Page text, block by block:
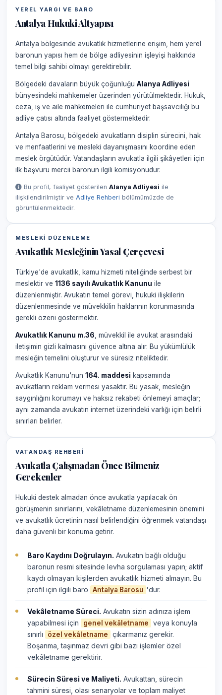
YEREL YARGI VE BARO
Antalya Hukuki Altyapısı
Antalya bölgesinde avukatlık hizmetlerine erişim, hem yerel
baronun yapısı hem de bölge adliyesinin işleyişi hakkında
temel bilgi sahibi olmayı gerektirebilir.
Bölgedeki davaların büyük çoğunluğu Alanya Adliyesi
bünyesindeki mahkemeler üzerinden yürütülmektedir. Hukuk,
ceza, iş ve aile mahkemeleri ile cumhuriyet başsavcılığı bu
adliye çatısı altında faaliyet göstermektedir.
Antalya Barosu, bölgedeki avukatların disiplin sürecini, hak
ve menfaatlerini ve mesleki dayanışmasını koordine eden
meslek örgütüdür. Vatandaşların avukatla ilgili şikâyetleri için
ilk başvuru mercii baronun ilgili komisyonudur.
Bu profil, faaliyet gösterilen Alanya Adliyesi ile
ilişkilendirilmiştir ve Adliye Rehberi bölümümüzde de
görüntülenmektedir.
MESLEKI DÜZENLEME
Avukatlık Mesleğinin Yasal Çerçevesi
Türkiye'de avukatlık, kamu hizmeti niteliğinde serbest bir
meslektir ve 1136 sayılı Avukatlık Kanunu ile
düzenlenmiştir. Avukatın temel görevi, hukuki ilişkilerin
düzenlenmesinde ve müvekkilin haklarının korunmasında
gerekli özeni göstermektir.
Avukatlık Kanunu m.36 , müvekkil ile avukat arasındaki
iletişimin gizli kalmasını güvence altına alır. Bu yükümlülük
mesleğin temelini oluşturur ve süresiz niteliktedir.
Avukatlık Kanunu'nun 164. maddesi kapsamında
avukatların reklam vermesi yasaktır. Bu yasak, mesleğin
saygınlığını korumayı ve haksız rekabeti önlemeyi amaçlar;
aynı zamanda avukatın internet üzerindeki varlığı için belirli
sınırları belirler.
VATANDAŞ REHBERI
Avukatla Çalışmadan Önce Bilmeniz
Gerekenler
Hukuki destek almadan önce avukatla yapılacak ön
görüşmenin sınırlarını, vekâletname düzenlemesinin önemini
ve avukatlık ücretinin nasıl belirlendiğini öğrenmek vatandaşı
daha güvenli bir konuma getirir.
Baro Kaydını Doğrulayın. Avukatın bağlı olduğu
baronun resmi sitesinde levha sorgulaması yapın; aktif
kaydı olmayan kişilerden avukatlık hizmeti almayın. Bu
profil için ilgili baro
Antalya Barosu 'dur.
Vekâletname Süreci. Avukatın sizin adınıza işlem
yapabilmesi için
genel vekâletname
veya konuyla
sınırlı
özel vekâletname
çıkarmanız gerekir.
Boşanma, taşınmaz devri gibi bazı işlemler özel
vekâletname gerektirir.
Sürecin Süresi ve Maliyeti. Avukattan, sürecin
tahmini süresi, olası senaryolar ve toplam maliyet